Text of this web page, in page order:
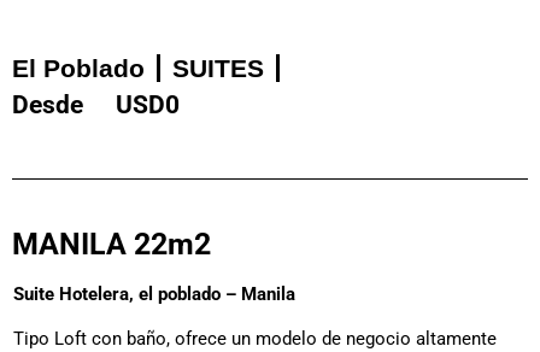
El Poblado SUITES
Desde USD0
MANILA 22m2
Suite Hotelera, el poblado – Manila
Tipo Loft con baño, ofrece un modelo de negocio altamente